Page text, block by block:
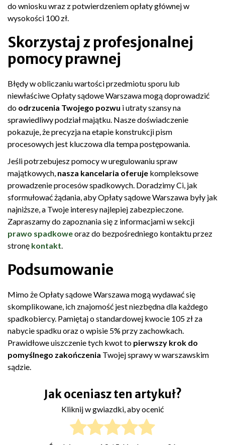
do wniosku wraz z potwierdzeniem opłaty głównej w
wysokości 100 zł.
Skorzystaj z profesjonalnej
pomocy prawnej
Błędy w obliczaniu wartości przedmiotu sporu lub
niewłaściwe Opłaty sądowe Warszawa mogą doprowadzić
do odrzucenia Twojego pozwu i utraty szansy na
sprawiedliwy podział majątku. Nasze doświadczenie
pokazuje, że precyzja na etapie konstrukcji pism
procesowych jest kluczowa dla tempa postępowania.
Jeśli potrzebujesz pomocy w uregulowaniu spraw
majątkowych, nasza kancelaria oferuje kompleksowe
prowadzenie procesów spadkowych. Doradzimy Ci, jak
sformułować żądania, aby Opłaty sądowe Warszawa były jak
najniższe, a Twoje interesy najlepiej zabezpieczone.
Zapraszamy do zapoznania się z informacjami w sekcji
prawo spadkoweoraz do bezpośredniego kontaktu przez
stronę kontakt.
Podsumowanie
Mimo że Opłaty sądowe Warszawa mogą wydawać się
skomplikowane, ich znajomość jest niezbędna dla każdego
spadkobiercy. Pamiętaj o standardowej kwocie 105 zł za
nabycie spadku oraz o wpisie 5% przy zachowkach.
Prawidłowe uiszczenie tych kwot to pierwszy krok do
pomyślnego zakończenia Twojej sprawy w warszawskim
sądzie.
Jak oceniasz ten artykuł?
Kliknij w gwiazdki, aby ocenić